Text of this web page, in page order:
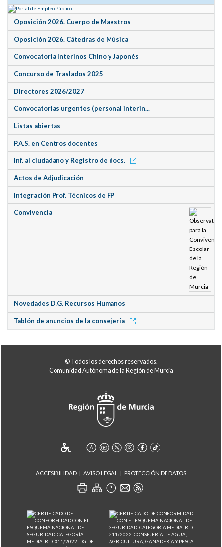
Oposición 2026. Cuerpo de Maestros
Oposición 2026. Cátedras de Música
Convocatoria Interinos Chino y Japonés
Concurso de Traslados 2025
Directores 2026/2027
Convocatorias urgentes (personal interin...
Listas abiertas
P.A.S. en Centros docentes
Inf. al ciudadano y Registro de docs.
Actos de Adjudicación
Integración Prof. Técnicos de FP
Convivencia
Novedades D.G. Recursos Humanos
Tablón de anuncios de la consejería
© Todos los derechos reservados.
Comunidad Autónoma de la Región de Murcia
ACCESIBILIDAD AVISO LEGAL PROTECCIÓN DE DATOS